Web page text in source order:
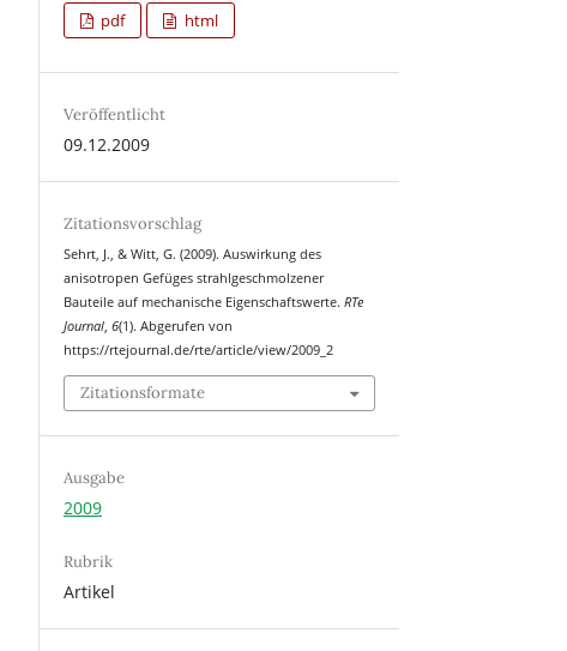
pdf html
Veröffentlicht
09.12.2009
Zitationsvorschlag
Sehrt, J., & Witt, G. (2009). Auswirkung des
anisotropen Gefüges strahlgeschmolzener
Bauteile auf mechanische Eigenschaftswerte. RTe
Journal, 6(1). Abgerufen von
https://rtejournal.de/rte/article/view/2009_2
Zitationsformate
Ausgabe
2009
Rubrik
Artikel